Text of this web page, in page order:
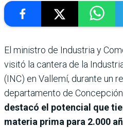
El ministro de Industria y
visitó la cantera de la
(INC) en Vallemí, durante un
departamento de
destacó el potencial que
materia prima para 2.000